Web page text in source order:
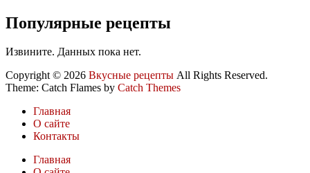
Популярные рецепты
Извините. Данных пока нет.
Copyright © 2026 Вкусные рецепты All Rights Reserved.
Theme: Catch Flames by Catch Themes
Главная
О сайте
Контакты
Главная